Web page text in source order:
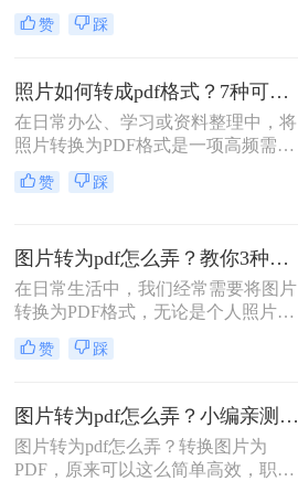
况。无论是整理证件照片、制作电子
相册，还是将扫描的文档统一格式，
掌握的基本技能。PDF格式具有跨平
台兼容性好、文件体积相对较小、易
于分享等优点，因此成为文档处理的
首选格式。本文将详细介绍5种实用
的图片转PDF方法，帮助您快速解决
转换需求。
赞 踩
照片如何转成pdf格式？7种可靠方法详解！
在日常办公、学习或资料整理中，将
照片转换为PDF格式是一项高频需
求。无论是扫描的合同、手写笔记，
还是拍摄的证件、课件，统一的PDF
择高效、安全且无需付费的方法？本
文将基于实际使用经验，为您梳理7
种照片如何转成PDF格式的实用方
方式，帮助您根据场景灵活选用。
赞 踩
图片转为pdf怎么弄？教你3种常用转换方法！
在日常生活中，我们经常需要将图片
转换为PDF格式，无论是个人照片管
理、证件扫描，还是商业和行政领域
的文档整理、合同协议，这种转换都
全性。那么图片转为pdf怎么弄呢？本
文将介绍三种将图片转换为PDF的方
法。
赞 踩
图片转为pdf怎么弄？小编亲测5种实用方法，告别繁琐操作！
图片转为pdf怎么弄？转换图片为
PDF，原来可以这么简单高效，职场